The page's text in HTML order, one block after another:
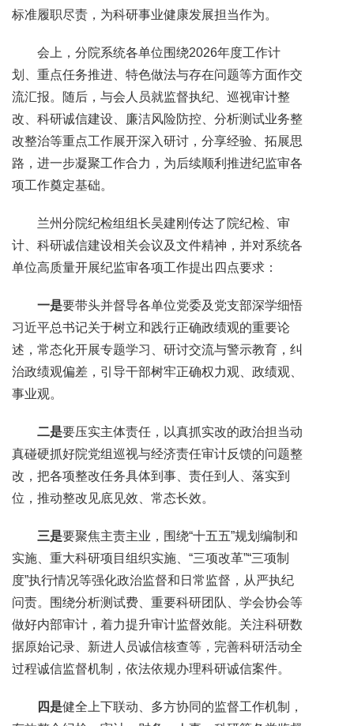
标准履职尽责，为科研事业健康发展担当作为。
会上，分院系统各单位围绕2026年度工作计
划、重点任务推进、特色做法与存在问题等方面作交
流汇报。随后，与会人员就监督执纪、巡视审计整
改、科研诚信建设、廉洁风险防控、分析测试业务整
改整治等重点工作展开深入研讨，分享经验、拓展思
路，进一步凝聚工作合力，为后续顺利推进纪监审各
项工作奠定基础。
兰州分院纪检组组长吴建刚传达了院纪检、审
计、科研诚信建设相关会议及文件精神，并对系统各
单位高质量开展纪监审各项工作提出四点要求：
一是要带头并督导各单位党委及党支部深学细悟
习近平总书记关于树立和践行正确政绩观的重要论
述，常态化开展专题学习、研讨交流与警示教育，纠
治政绩观偏差，引导干部树牢正确权力观、政绩观、
事业观。
二是要压实主体责任，以真抓实改的政治担当动
真碰硬抓好院党组巡视与经济责任审计反馈的问题整
改，把各项整改任务具体到事、责任到人、落实到
位，推动整改见底见效、常态长效。
三是要聚焦主责主业，围绕“十五五”规划编制和
实施、重大科研项目组织实施、“三项改革”“三项制
度”执行情况等强化政治监督和日常监督，从严执纪
问责。围绕分析测试费、重要科研团队、学会协会等
做好内部审计，着力提升审计监督效能。关注科研数
据原始记录、新进人员诚信核查等，完善科研活动全
过程诚信监督机制，依法依规办理科研诚信案件。
四是健全上下联动、多方协同的监督工作机制，